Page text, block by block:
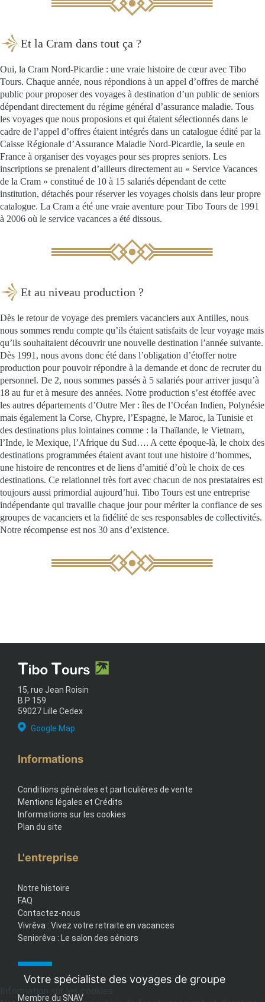
Et la Cram dans tout ça ?
Oui, la Cram Nord-Picardie : une vraie histoire de cœur avec Tibo
Tours. Chaque année, nous répondions à un appel d’offres de marché
public pour proposer des voyages à destination d’un public de seniors
dépendant directement du régime général d’assurance maladie. Tous
les voyages que nous proposions et qui étaient sélectionnés dans le
cadre de l’appel d’offres étaient intégrés dans un catalogue édité par la
Caisse Régionale d’Assurance Maladie Nord-Picardie, la seule en
France à organiser des voyages pour ses propres seniors. Les
inscriptions se prenaient d’ailleurs directement au « Service Vacances
de la Cram » constitué de 10 à 15 salariés dépendant de cette
institution, détachés pour réserver les voyages choisis dans leur propre
catalogue. La Cram a été une vraie aventure pour Tibo Tours de 1991
à 2006 où le service vacances a été dissous.
Et au niveau production ?
Dès le retour de voyage des premiers vacanciers aux Antilles, nous
nous sommes rendu compte qu’ils étaient satisfaits de leur voyage mais
qu’ils souhaitaient découvrir une nouvelle destination l’année suivante.
Dès 1991, nous avons donc été dans l’obligation d’étoffer notre
production pour pouvoir répondre à la demande et donc de recruter du
personnel. De 2, nous sommes passés à 5 salariés pour arriver jusqu’à
18 au fur et à mesure des années. Notre production s’est étoffée avec
les autres départements d’Outre Mer : îles de l’Océan Indien, Polynésie
mais également la Corse, Chypre, l’Espagne, le Maroc, la Tunisie et
des destinations plus lointaines comme : la Thaïlande, le Vietnam,
l’Inde, le Mexique, l’Afrique du Sud…. A cette époque-là, le choix des
destinations programmées étaient avant tout une histoire d’hommes,
une histoire de rencontres et de liens d’amitié d’où le choix de ces
destinations. Ce relationnel très fort avec chacun de nos prestataires est
toujours aussi primordial aujourd’hui. Tibo Tours est une entreprise
indépendante qui travaille chaque jour pour mériter la confiance de ses
groupes de vacanciers et la fidélité de ses responsables de collectivités.
Notre récompense est nos 30 ans d’existence.
15, rue Jean Roisin
B.P 159
59027 Lille Cedex
Google Map
Informations
Conditions générales et particulières de vente
Mentions légales et Crédits
Informations sur les cookies
Plan du site
L'entreprise
Notre histoire
FAQ
Contactez-nous
Vivrêva : Vivez votre retraite en vacances
Seniorêva : Le salon des séniors
Votre spécialiste des voyages de groupe
Membre du SNAV